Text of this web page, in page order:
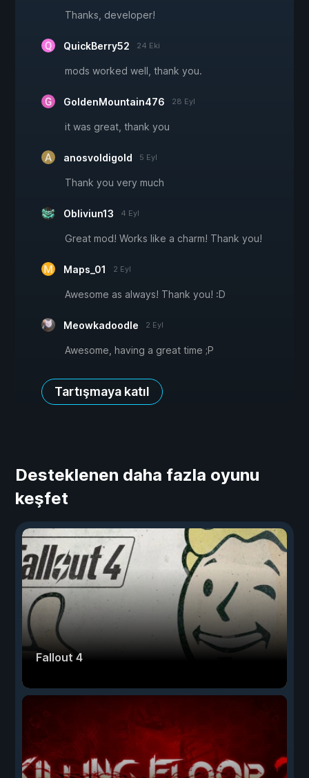
Thanks, developer!
QuickBerry52 24 Eki
mods worked well, thank you.
GoldenMountain476 28 Eyl
it was great, thank you
anosvoldigold 5 Eyl
Thank you very much
Obliviun13 4 Eyl
Great mod! Works like a charm! Thank you!
Maps_01 2 Eyl
Awesome as always! Thank you! :D
Meowkadoodle 2 Eyl
Awesome, having a great time ;P
Tartışmaya katıl
Desteklenen daha fazla oyunu
keşfet
Fallout 4